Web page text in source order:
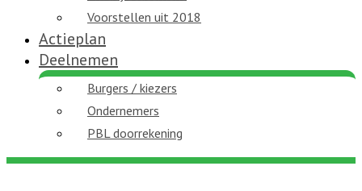
Voorstellen uit 2018
Actieplan
Deelnemen
Burgers / kiezers
Ondernemers
PBL doorrekening